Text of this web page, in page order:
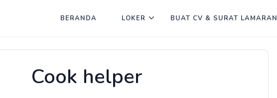
BERANDA LOKER BUAT CV & SURAT LAMARAN
Cook helper